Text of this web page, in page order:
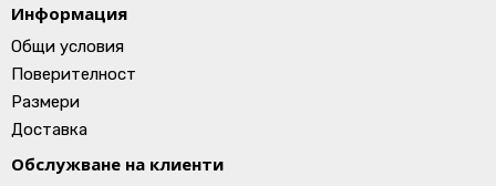
Информация
Общи условия
Поверителност
Размери
Доставка
Обслужване на клиенти